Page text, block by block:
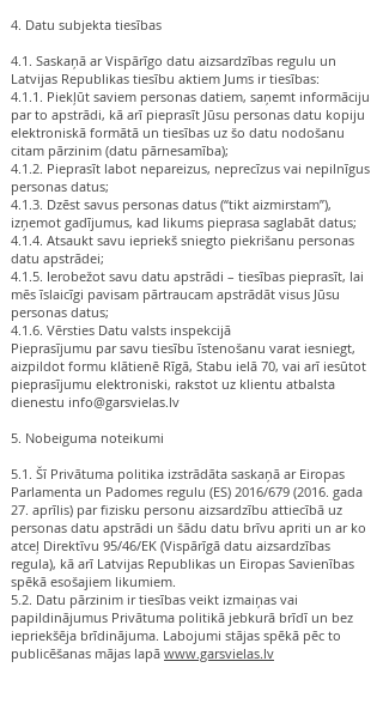
4. Datu subjekta tiesības
4.1. Saskaņā ar Vispārīgo datu aizsardzības regulu un
Latvijas Republikas tiesību aktiem Jums ir tiesības:
4.1.1. Piekļūt saviem personas datiem, saņemt informāciju
par to apstrādi, kā arī pieprasīt Jūsu personas datu kopiju
elektroniskā formātā un tiesības uz šo datu nodošanu
citam pārzinim (datu pārnesamība);
4.1.2. Pieprasīt labot nepareizus, neprecīzus vai nepilnīgus
personas datus;
4.1.3. Dzēst savus personas datus (“tikt aizmirstam”),
izņemot gadījumus, kad likums pieprasa saglabāt datus;
4.1.4. Atsaukt savu iepriekš sniegto piekrišanu personas
datu apstrādei;
4.1.5. Ierobežot savu datu apstrādi – tiesības pieprasīt, lai
mēs īslaicīgi pavisam pārtraucam apstrādāt visus Jūsu
personas datus;
4.1.6. Vērsties Datu valsts inspekcijā
Pieprasījumu par savu tiesību īstenošanu varat iesniegt,
aizpildot formu klātienē Rīgā, Stabu ielā 70, vai arī iesūtot
pieprasījumu elektroniski, rakstot uz klientu atbalsta
dienestu info@garsvielas.lv
5. Nobeiguma noteikumi
5.1. Šī Privātuma politika izstrādāta saskaņā ar Eiropas
Parlamenta un Padomes regulu (ES) 2016/679 (2016. gada
27. aprīlis) par fizisku personu aizsardzību attiecībā uz
personas datu apstrādi un šādu datu brīvu apriti un ar ko
atceļ Direktīvu 95/46/EK (Vispārīgā datu aizsardzības
regula), kā arī Latvijas Republikas un Eiropas Savienības
spēkā esošajiem likumiem.
5.2. Datu pārzinim ir tiesības veikt izmaiņas vai
papildinājumus Privātuma politikā jebkurā brīdī un bez
iepriekšēja brīdinājuma. Labojumi stājas spēkā pēc to
publicēšanas mājas lapā www.garsvielas.lv